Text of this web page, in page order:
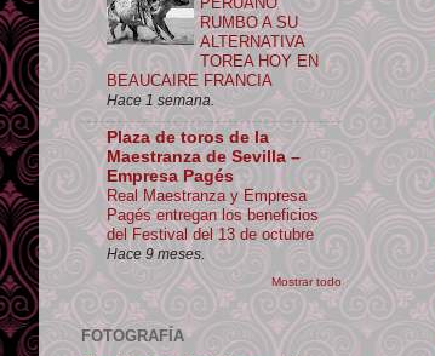
RUMBO A SU
ALTERNATIVA
TOREA HOY EN
BEAUCAIRE FRANCIA
Hace 1 semana.
Plaza de toros de la
Maestranza de Sevilla –
Empresa Pagés
Real Maestranza y Empresa
Pagés entregan los beneficios
del Festival del 13 de octubre
Hace 9 meses.
Mostrar todo
FOTOGRAFÍA